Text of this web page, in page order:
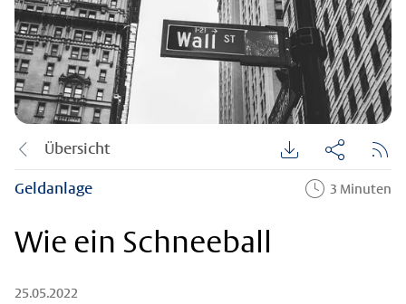
Übersicht
Geldanlage 3 Minuten
Wie ein Schneeball
25.05.2022